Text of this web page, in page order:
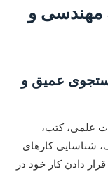
مهندسی و
عمیق و
علمی، کتب،
شناسایی کارهای
قرار دادن کار خود در